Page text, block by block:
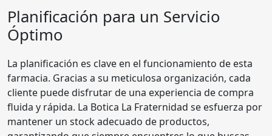
Planificación para un Servicio
Óptimo
La planificación es clave en el funcionamiento de esta
farmacia. Gracias a su meticulosa organización, cada
cliente puede disfrutar de una experiencia de compra
fluida y rápida. La Botica La Fraternidad se esfuerza por
mantener un stock adecuado de productos,